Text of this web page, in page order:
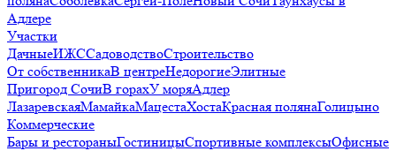
Адлере
Участки
ДачныеИЖССадоводствоСтроительство
От собственникаВ центреНедорогиеЭлитные
Пригород СочиВ горахУ моряАдлер
ЛазаревскаяМамайкаМацестаХостаКрасная полянаГолицыно
Коммерческие
Бары и рестораныГостиницыСпортивные комплексыОфисные